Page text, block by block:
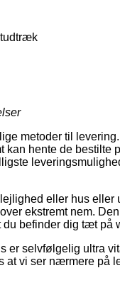
metoder til
hente de bestilte
eller hus eller
ekstremt nem.
befinder dig tæt på
er selvfølgelig ultra
at vi ser nærmere på